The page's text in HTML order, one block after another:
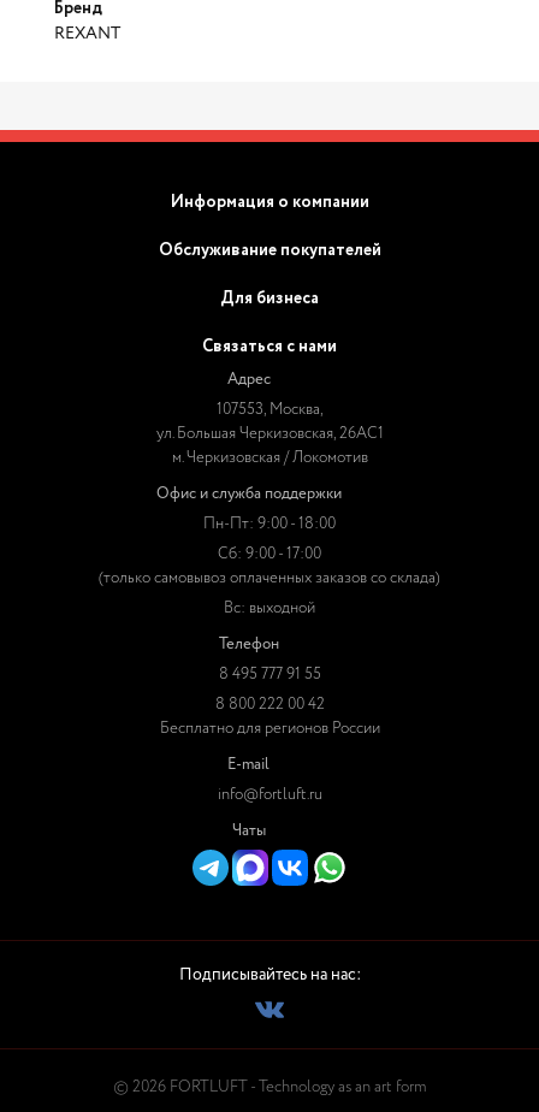
Бренд
REXANT
Информация о компании
Обслуживание покупателей
Для бизнеса
Связаться с нами
Адрес
107553, Москва,
ул. Большая Черкизовская, 26АС1
м. Черкизовская / Локомотив
Офис и служба поддержки
Пн-Пт: 9:00 - 18:00
Сб: 9:00 - 17:00
(только самовывоз оплаченных заказов со склада)
Вс: выходной
Телефон
8 495 777 91 55
8 800 222 00 42
Бесплатно для регионов России
E-mail
info@fortluft.ru
Чаты
Подписывайтесь на нас:
© 2026 FORTLUFT - Technology as an art form